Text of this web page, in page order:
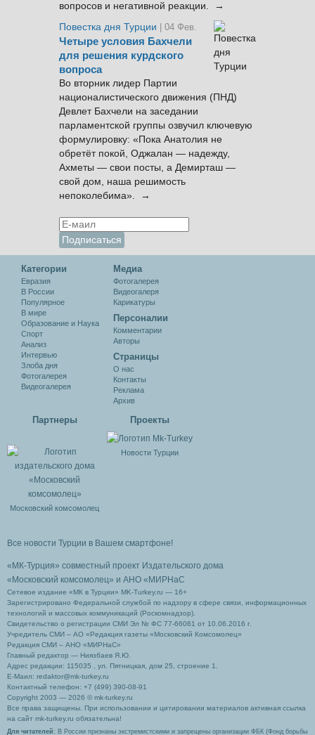
вопросов и негативной реакции. →
Повестка дня Турции
| 04 Фев.
Четыре условия Бахчели
для решения курдского
вопроса
Во вторник лидер Партии
националистического движения (ПНД)
Девлет Бахчели на заседании
парламентской группы озвучил ключевую
формулировку: «Пока Анатолия не
обретёт покой, Оджалан — надежду,
Ахметы — свои посты, а Демирташ —
свой дом, наша решимость
непоколебима». →
Категории
Евразия
В России
Популярное
В мире
Образование и Наука
Спорт
Анализ
Интервью
Злоба дня
Фотогалерея
Видеогалерея
Медиа
Фотогалерея
Видеогалеря
Карикатуры
Персоналии
Комментарии
Авторы
Cтраницы
О нас
Контакты
Реклама
Архив
Партнеры
Московский комсомолец
Проекты
Новости Турции
Все новости Турции в Вашем смартфоне!
«МК-Турция» совместный проект Издательского дома
«Московский комсомолец» и АНО «МИРНаС
Сетевое издание «МК в Турции» MK-Turkey.ru — 16+
Зарегистрировано Федеральной службой по надзору в сфере связи, информационных
технологий и массовых коммуникаций (Роскомнадзор).
Свидетельство о регистрации СМИ Эл № ФС 77-66061 от 10.06.2016 г.
Учредитель СМИ – АО «Редакция газеты «Московский Комсомолец»
Редакция СМИ – АНО «МИРНаС»
Главный редактор — Ниязбаев Я.Ю.
Адрес редакции: 115035 , ул. Пятницкая, дом 25, строение 1.
Е-Маил: redaktor@mk-turkey.ru
Контактный телефон: +7 (499) 390-08-91
Copyright 2003 — 2026 © mk-turkey.ru
Все права защищены. При использовании и цитировании материалов активная ссылка
на сайт mk-turkey.ru обязательна!
Для читателей : В России признаны экстремистскими и запрещены организации ФБК (Фонд борьбы